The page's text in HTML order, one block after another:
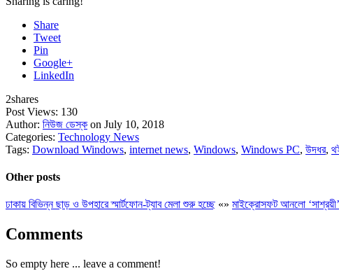
Share
Tweet
Pin
Google+
LinkedIn
2shares
Post Views: 130
Author: নিউজ ডেস্ক on July 10, 2018
Categories: Technology News
Tags: Download Windows, internet news, Windows, Windows PC, উদধর,
Other posts
ঢাকায় বিভিন্ন ছাড় ও উপহারে স্মার্টফোন-ট্যাব মেলা শুরু হচ্ছে «» মাইক্রোসফট আনলো
Comments
So empty here ... leave a comment!